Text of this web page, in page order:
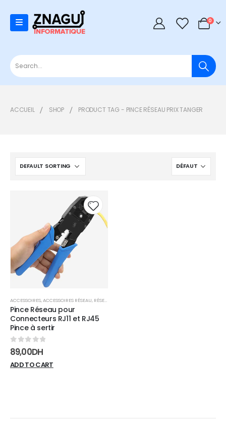
0 0
ACCUEIL SHOP PRODUCT TAG - PINCE RÉSEAU PRIX TANGER
Add to
ACCESSOIRES, ACCESSOIRES RÉSEAU, RÉSEAUX
Pince Réseau pour
Connecteurs RJ11 et RJ45
Pince à sertir
0sur 5
89,00DH
ADD TO CART